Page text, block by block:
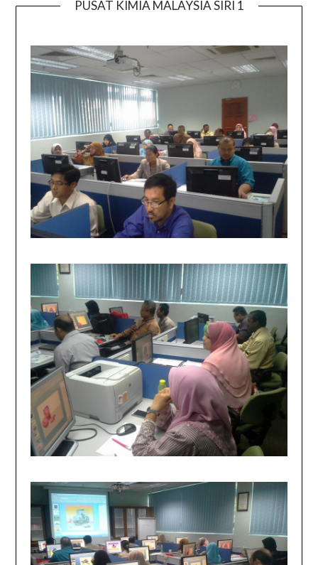
PUSAT KIMIA MALAYSIA SIRI 1